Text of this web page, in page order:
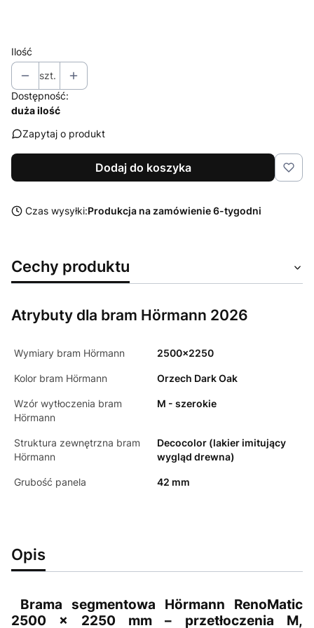
Ilość
szt.
Dostępność:
duża ilość
Zapytaj o produkt
Dodaj do koszyka
Czas wysyłki:Produkcja na zamówienie 6-tygodni
Cechy produktu
Atrybuty dla bram Hörmann 2026
Wymiary bram Hörmann 2500x2250
Kolor bram Hörmann Orzech Dark Oak
Wzór wytłoczenia bram
Hörmann
M - szerokie
Struktura zewnętrzna bram
Hörmann
Decocolor (lakier imitujący
wygląd drewna)
Grubość panela 42 mm
Opis
Brama segmentowa Hörmann RenoMatic
2500 × 2250 mm – przetłoczenia M,